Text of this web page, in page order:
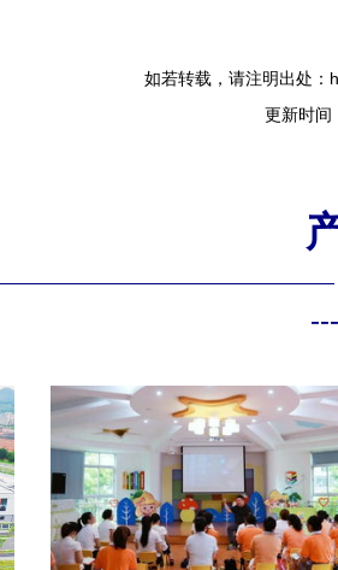
如若转载，请注明出处：
更新时间